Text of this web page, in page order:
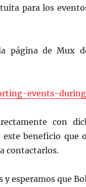
para los
página de Mux
events-
con
este beneficio que
contactarlos.
y esperamos que